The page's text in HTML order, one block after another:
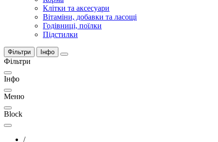
Клітки та аксесуари
Вітаміни, добавки та ласощі
Годівниці, поїлки
Підстилки
Фільтри Інфо
Фільтри
Інфо
Меню
Block
/